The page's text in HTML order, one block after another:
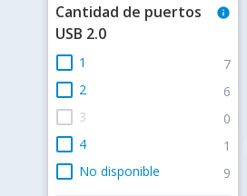
Cantidad de puertos
USB 2.0
info
check_box_outline_blank 1 7
check_box_outline_blank 2 6
check_box_outline_blank 3 0
check_box_outline_blank 4 1
check_box_outline_blank No disponible 9